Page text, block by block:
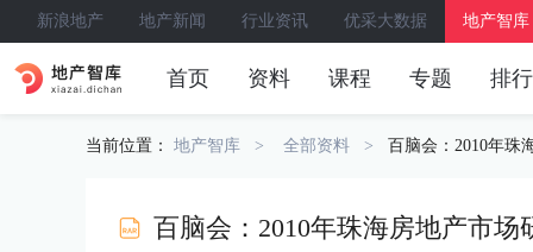
新浪地产 地产新闻 行业资讯 优采大数据 地产智库
首页 资料 课程 专题 排
当前位置： 地产智库 全部资料 百脑会：2010年珠
百脑会：2010年珠海房地产市场